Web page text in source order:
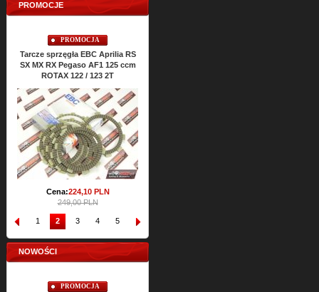
PROMOCJE
PROMOCJA
Tarcze sprzęgła EBC Aprilia RS
SX MX RX Pegaso AF1 125 ccm
ROTAX 122 / 123 2T
Cena:224,10PLN
249,00 PLN
1 2 3 4 5 6
NOWOŚCI
PROMOCJA